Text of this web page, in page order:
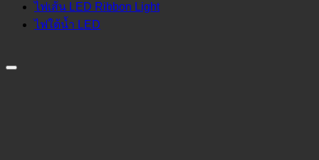
ไฟเส้น LED Ribbon Light
ไฟใต้น้ำ LED